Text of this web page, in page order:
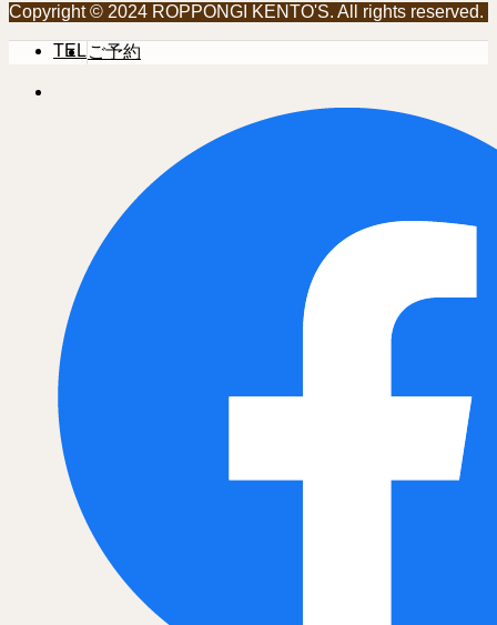
Copyright © 2024 ROPPONGI KENTO'S. All rights reserved.
TEL ご予約